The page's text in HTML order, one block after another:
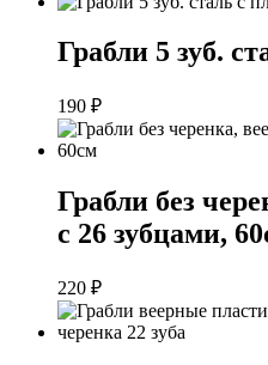
Грабли 5 зуб.
190 ₽
Грабли без
с 26 зубцами,
220 ₽